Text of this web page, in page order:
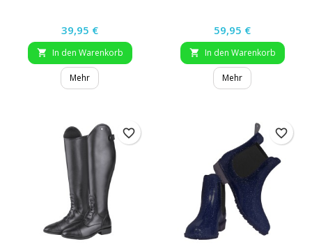
Preis
39,95 €
 In den Warenkorb
Mehr
Preis
59,95 €
 In den Warenkorb
Mehr
favorite_border favorite_border